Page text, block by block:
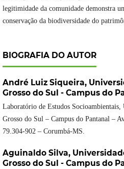
legitimidade da comunidade demonstra
conservação da biodiversidade do
BIOGRAFIA DO AUTOR
André Luiz Siqueira,
Grosso do Sul - Campus do
Laboratório de Estudos
Grosso do Sul – Campus do Pantanal –
79.304-902 – Corumbá-MS.
Aguinaldo Silva,
Grosso do Sul - Campus do